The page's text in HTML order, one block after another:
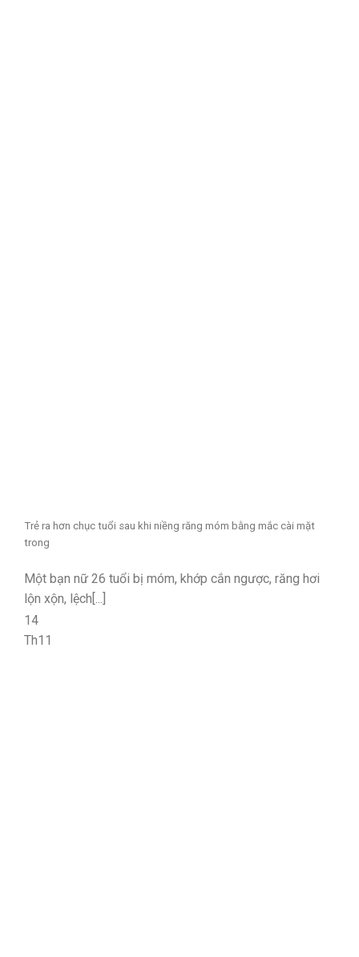
Trẻ ra hơn chục tuổi sau khi niềng răng móm bằng mắc cài mặt
trong
Một bạn nữ 26 tuổi bị móm, khớp cắn ngược, răng hơi
lộn xộn, lệch[...]
14
Th11